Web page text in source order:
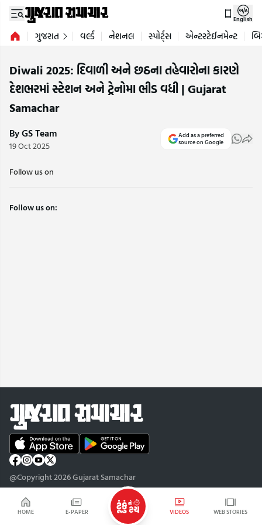
HOME E-PAPER VIDEOS WEB STORIES
English
ગુજરાત વર્લ્ડ નેશનલ સ્પોર્ટ્સ એન્ટરટેઈનમેન્ટ
Diwali 2025: દિવાળી અને છઠના તહેવારોના કારણે
દેશભરમાં સ્ટેશન અને ટ્રેનોમા ભીડ વધી | Gujarat
Samachar
By GS Team
19 Oct 2025
Add as a preferred
source on Google
Follow us on
Follow us on:
@Copyright 2026 Gujarat Samachar